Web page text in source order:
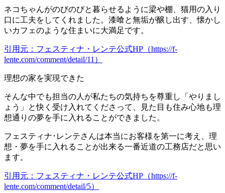
ネコちゃんがのびのびと暮らせるように梁や棚、猫用の入り
口に工夫をしてくれました。漆喰と無垢が醸し出す、懐かし
いカフェのような住まいに大満足です。
引用元：フェスティナ・レンテ公式HP（https://f-
lente.com/comment/detail/11）
理想の家を実現できた
そんな中でも担当の人が私たちの気持ちを尊重し「やりまし
ょう」と快く受け入れてくださって、見た目も住み心地も理
想通りの夢を手に入れることができました。
フェスティナ･レンテさんは本当にお客様を第一に考え、理
想・夢を手に入れることが出来る一番近道の工務店だと思い
ます。
引用元：フェスティナ・レンテ公式HP（https://f-
lente.com/comment/detail/5）